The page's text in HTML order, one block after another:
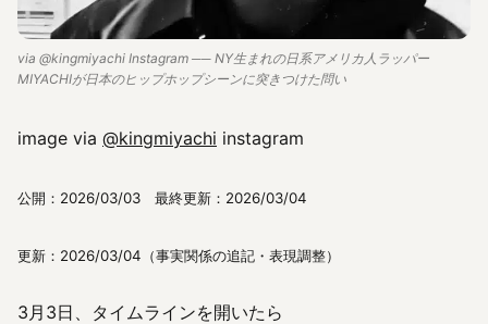
via @kingmiyachi Instagram ── NY生まれの日系アメリカ人ラッパー
MIYACHIが日本のヒップホップシーンに突きつけた問い
image via @kingmiyachi instagram
公開：2026/03/03 最終更新：2026/03/04
更新：2026/03/04（事実関係の追記・表現調整）
3月3日、タイムラインを開いたら